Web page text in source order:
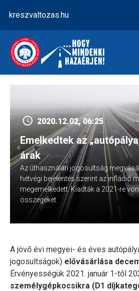
content
kreszvaltozas.hu
2020.12.02, 06:25
Emelkedtek az
árak
Az úthasználati jogosultság
hétvégi bejelentés szerint az infláció
megemelkedett. Kiadták a 2021-re
összegeket.
A jövő évi megyei- és éves
jogosultságok) elővásárlása
Érvényességük 2021. január 1-től
személygépkocsikra (D1